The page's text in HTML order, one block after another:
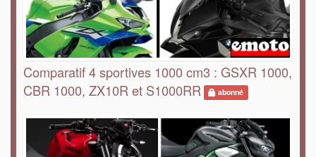
Comparatif 4 sportives 1000 cm3 : GSXR 1000,
CBR 1000, ZX10R et S1000RR
abonné